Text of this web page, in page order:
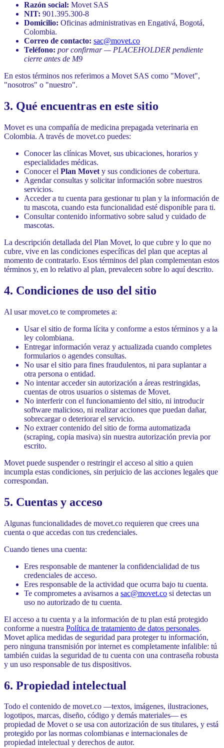
Razón social: Movet SAS
NIT: 901.395.300-8
Domicilio: Oficinas administrativas en Engativá, Bogotá,
Colombia.
Correo de contacto: sac@movet.co
Teléfono: por confirmar — PLACEHOLDER pendiente
cierre antes de M9
En estos términos nos referimos a Movet SAS como "Movet",
"nosotros" o "nuestro".
3. Qué encuentras en este sitio
Movet es una compañía de medicina prepagada veterinaria en
Colombia. A través de movet.co puedes:
Conocer las clínicas Movet, sus ubicaciones, horarios y
especialidades médicas.
Conocer el Plan Movet y sus condiciones de cobertura.
Agendar consultas y solicitar información sobre nuestros
servicios.
Acceder a tu cuenta para gestionar tu plan y la información de
tu mascota, cuando esta funcionalidad esté disponible para ti.
Consultar contenido informativo sobre salud y cuidado de
mascotas.
La descripción detallada del Plan Movet, lo que cubre y lo que no
cubre, vive en las condiciones específicas del plan que aceptas al
momento de contratarlo. Esos términos del plan complementan estos
términos y, en lo relativo al plan, prevalecen sobre lo aquí descrito.
4. Condiciones de uso del sitio
Al usar movet.co te comprometes a:
Usar el sitio de forma lícita y conforme a estos términos y a la
ley colombiana.
Entregar información veraz y actualizada cuando completes
formularios o agendes consultas.
No usar el sitio para fines fraudulentos, ni para suplantar a
otra persona o entidad.
No intentar acceder sin autorización a áreas restringidas,
cuentas de otros usuarios o sistemas de Movet.
No interferir con el funcionamiento del sitio, ni introducir
software malicioso, ni realizar acciones que puedan dañar,
sobrecargar o deteriorar el servicio.
No extraer contenido del sitio de forma automatizada
(scraping, copia masiva) sin nuestra autorización previa por
escrito.
Movet puede suspender o restringir el acceso al sitio a quien
incumpla estas condiciones, sin perjuicio de las acciones legales que
correspondan.
5. Cuentas y acceso
Algunas funcionalidades de movet.co requieren que crees una
cuenta o que accedas con tus credenciales.
Cuando tienes una cuenta:
Eres responsable de mantener la confidencialidad de tus
credenciales de acceso.
Eres responsable de la actividad que ocurra bajo tu cuenta.
Te comprometes a avisarnos a sac@movet.co si detectas un
uso no autorizado de tu cuenta.
El acceso a tu cuenta y a la información de tu plan está protegido
conforme a nuestra Política de tratamiento de datos personales.
Movet aplica medidas de seguridad para proteger tu información,
pero ninguna transmisión por internet es completamente infalible: tú
también cuidas la seguridad de tu cuenta con una contraseña robusta
y un uso responsable de tus dispositivos.
6. Propiedad intelectual
Todo el contenido de movet.co —textos, imágenes, ilustraciones,
logotipos, marcas, diseño, código y demás materiales— es
propiedad de Movet o se usa con autorización de sus titulares, y está
protegido por las normas colombianas e internacionales de
propiedad intelectual y derechos de autor.